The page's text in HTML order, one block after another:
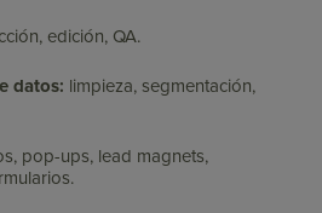
edición, QA.
datos: limpieza, segmentación,
pop-ups, lead magnets,